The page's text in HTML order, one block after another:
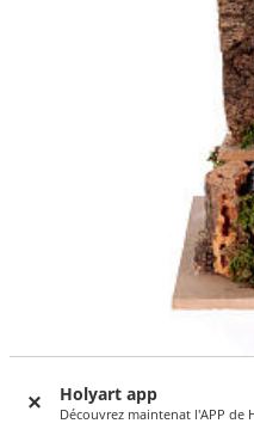
Holyart app
Découvrez maintenat l'APP de
Fontaine miniature
20x10x15 cm